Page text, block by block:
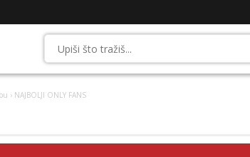
› NAJBOLJI ONLY FANS